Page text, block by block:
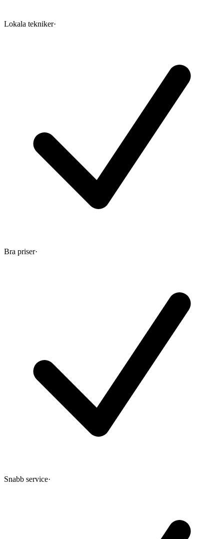
Lokala tekniker·
Bra priser·
Snabb service·